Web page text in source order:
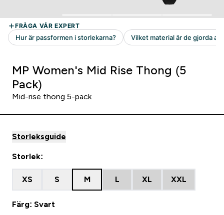
MP Women's Mid Rise Thong (5
Pack)
Mid-rise thong 5-pack
Storleksguide
Storlek:
XS S M L XL XXL
Färg: Svart